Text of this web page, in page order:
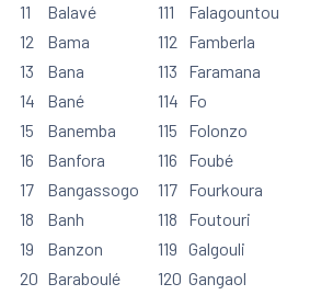
11
12
13
14
15
16
17
18
19
20
Balavé
Bama
Bana
Bané
Banemba
Banfora
Bangassogo
Banh
Banzon
Baraboulé
111
112
113
114
115
116
117
118
119
120
Falagountou
Famberla
Faramana
Fo
Folonzo
Foubé
Fourkoura
Foutouri
Galgouli
Gangaol